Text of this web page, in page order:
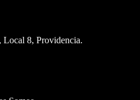
Local 8, Providencia.